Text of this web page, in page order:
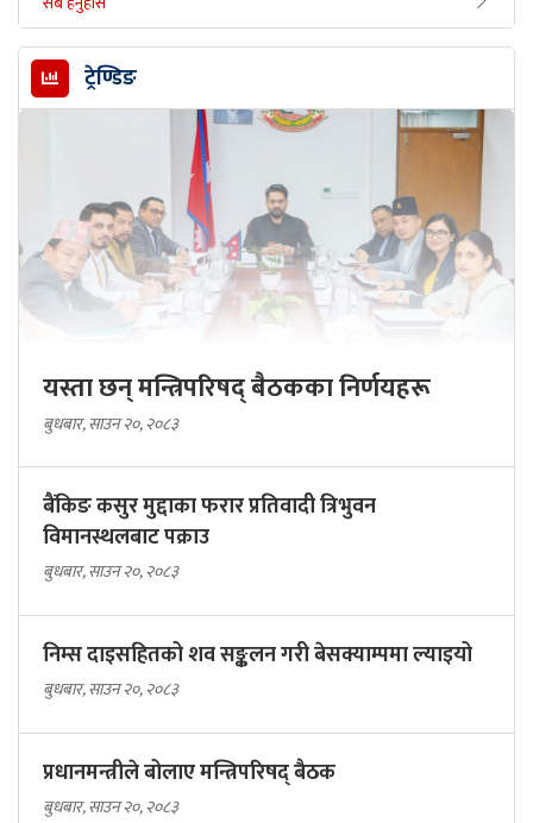
ट्रेण्डिङ
यस्ता छन् मन्त्रिपरिषद् बैठकका निर्णयहरू
बुधबार, साउन २०, २०८३
बैंकिङ कसुर मुद्दाका फरार प्रतिवादी त्रिभुवन
विमानस्थलबाट पक्राउ
बुधबार, साउन २०, २०८३
निम्स दाइसहितको शव सङ्कलन गरी बेसक्याम्पमा ल्याइयो
बुधबार, साउन २०, २०८३
प्रधानमन्त्रीले बोलाए मन्त्रिपरिषद् बैठक
बुधबार, साउन २०, २०८३